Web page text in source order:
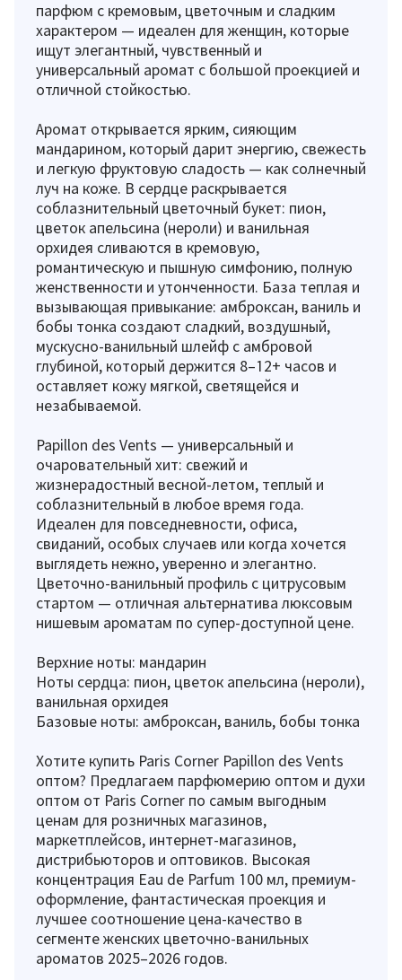
парфюм с кремовым, цветочным и сладким
характером — идеален для женщин, которые
ищут элегантный, чувственный и
универсальный аромат с большой проекцией и
отличной стойкостью.
Аромат открывается ярким, сияющим
мандарином, который дарит энергию, свежесть
и легкую фруктовую сладость — как солнечный
луч на коже. В сердце раскрывается
соблазнительный цветочный букет: пион,
цветок апельсина (нероли) и ванильная
орхидея сливаются в кремовую,
романтическую и пышную симфонию, полную
женственности и утонченности. База теплая и
вызывающая привыкание: амброксан, ваниль и
бобы тонка создают сладкий, воздушный,
мускусно-ванильный шлейф с амбровой
глубиной, который держится 8–12+ часов и
оставляет кожу мягкой, светящейся и
незабываемой.
Papillon des Vents — универсальный и
очаровательный хит: свежий и
жизнерадостный весной-летом, теплый и
соблазнительный в любое время года.
Идеален для повседневности, офиса,
свиданий, особых случаев или когда хочется
выглядеть нежно, уверенно и элегантно.
Цветочно-ванильный профиль с цитрусовым
стартом — отличная альтернатива люксовым
нишевым ароматам по супер-доступной цене.
Верхние ноты: мандарин
Ноты сердца: пион, цветок апельсина (нероли),
ванильная орхидея
Базовые ноты: амброксан, ваниль, бобы тонка
Хотите купить Paris Corner Papillon des Vents
оптом? Предлагаем парфюмерию оптом и духи
оптом от Paris Corner по самым выгодным
ценам для розничных магазинов,
маркетплейсов, интернет-магазинов,
дистрибьюторов и оптовиков. Высокая
концентрация Eau de Parfum 100 мл, премиум-
оформление, фантастическая проекция и
лучшее соотношение цена-качество в
сегменте женских цветочно-ванильных
ароматов 2025–2026 годов.